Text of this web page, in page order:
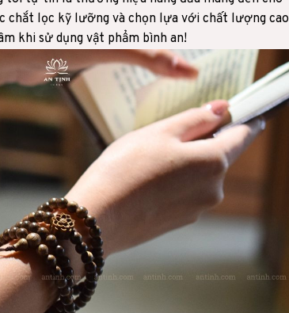
chắt lọc kỹ lưỡng và chọn lựa với chất lượng cao
khi sử dụng vật phẩm bình an!